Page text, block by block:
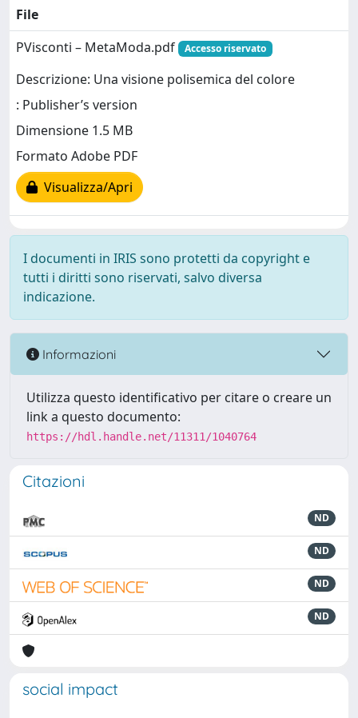
File
PVisconti – MetaModa.pdf
Accesso riservato
Descrizione: Una visione polisemica del colore
: Publisher’s version
Dimensione 1.5 MB
Formato Adobe PDF
Visualizza/Apri
I documenti in IRIS sono protetti da copyright e
tutti i diritti sono riservati, salvo diversa
indicazione.
Informazioni
Utilizza questo identificativo per citare o creare un
link a questo documento:
https://hdl.handle.net/11311/1040764
Citazioni
ND
ND
ND
ND
social impact